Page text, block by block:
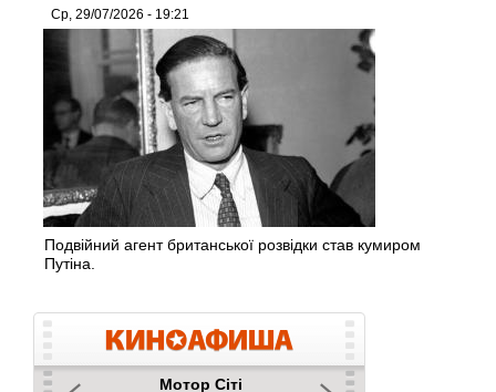
Ср, 29/07/2026 - 19:21
Подвійний агент британської розвідки став кумиром
Путіна.